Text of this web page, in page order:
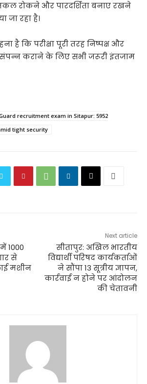
रोकने और पारदर्शिता बनाए रखने
जा रहा है।
है कि परीक्षा पूरी तरह निष्पक्ष और
संपन्न कराने के लिए सभी जरूरी इंतजाम
recruitment exam in Sitapur: 5952
tight security
1000
से
मशीन
Next article
सीतापुर: अखिल भारतीय
विद्यार्थी परिषद कार्यकर्ताओं
ने सौंपा 13 सूत्रीय ज्ञापन,
कार्रवाई न होने पर आंदोलन
की चेतावनी